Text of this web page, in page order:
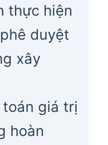
thực hiện
duyệt
xây
toán giá trị
hoàn